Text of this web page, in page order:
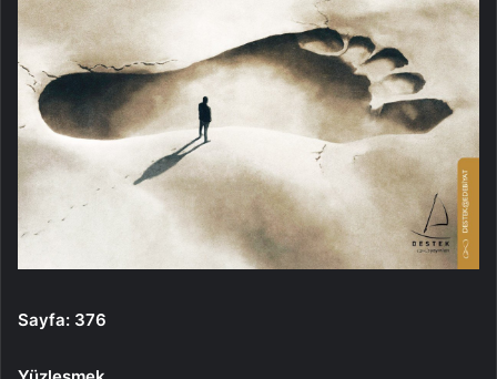
Sayfa: 376